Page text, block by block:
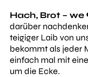
Hach, Brot – we
darüber
teigiger Laib von
bekommt als jeder
einfach mal mit
um die Ecke.